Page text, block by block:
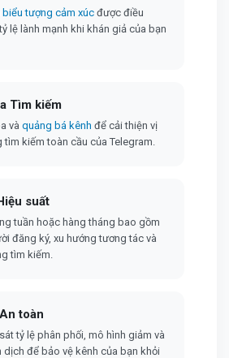
biểu tượng cảm xúc được điều
lệ lành mạnh khi khán giả của bạn
Tìm kiếm
và quảng bá kênh để cải thiện vị
tìm kiếm toàn cầu của Telegram.
suất
tuần hoặc hàng tháng bao gồm
đăng ký, xu hướng tương tác và
tìm kiếm.
toàn
tỷ lệ phân phối, mô hình giảm và
dịch để bảo vệ kênh của bạn khỏi